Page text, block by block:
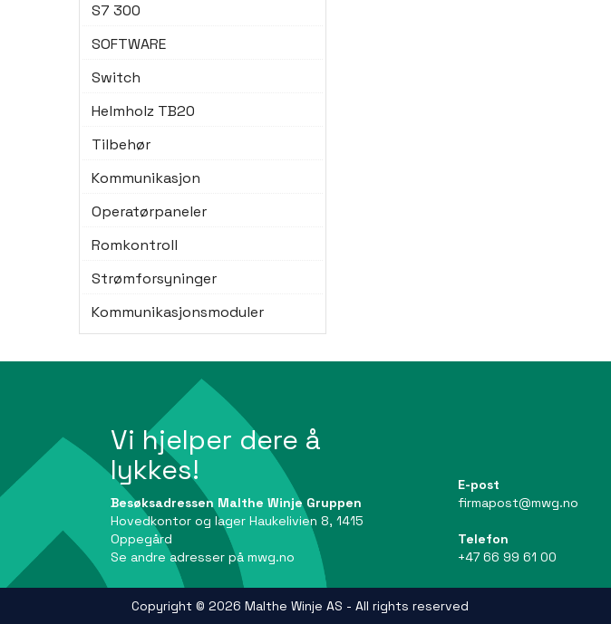
S7 300
SOFTWARE
Switch
Helmholz TB20
Tilbehør
Kommunikasjon
Operatørpaneler
Romkontroll
Strømforsyninger
Kommunikasjonsmoduler
Vi hjelper dere å
lykkes!
Besøksadressen Malthe Winje Gruppen
Hovedkontor og lager Haukelivien 8, 1415
Oppegård
Se andre adresser på mwg.no
E-post
firmapost@mwg.no
Telefon
+47 66 99 61 00
Copyright © 2026 Malthe Winje AS - All rights reserved